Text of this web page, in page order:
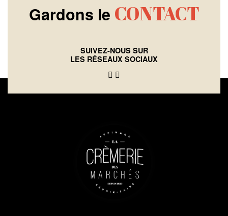
Gardons le CONTACT
SUIVEZ-NOUS SUR
LES RÉSEAUX SOCIAUX